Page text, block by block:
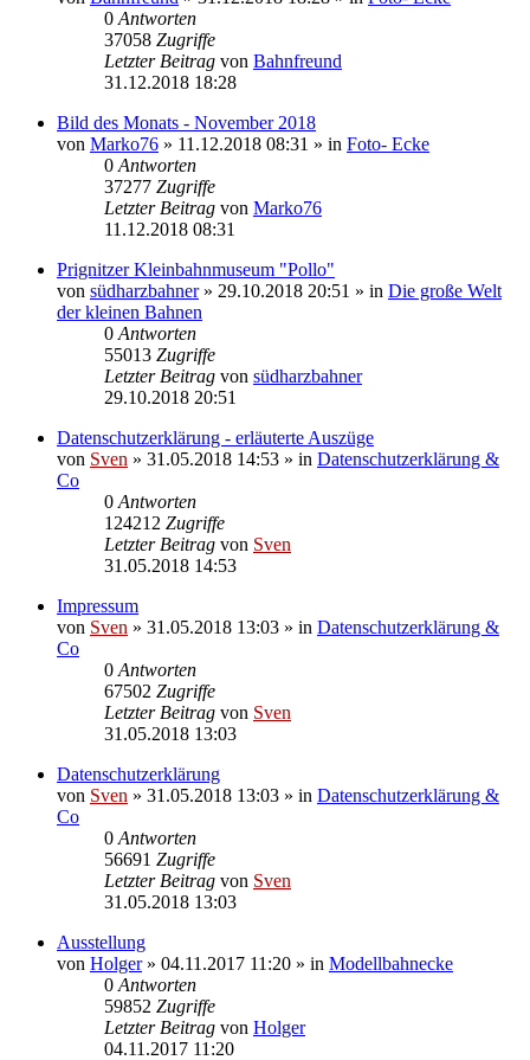
0 Antworten
37058 Zugriffe
Letzter Beitrag von Bahnfreund
31.12.2018 18:28
Bild des Monats - November 2018
von Marko76 » 11.12.2018 08:31 » in Foto- Ecke
0 Antworten
37277 Zugriffe
Letzter Beitrag von Marko76
11.12.2018 08:31
Prignitzer Kleinbahnmuseum "Pollo"
von südharzbahner» 29.10.2018 20:51 » in Die große Welt
der kleinen Bahnen
0 Antworten
55013 Zugriffe
Letzter Beitrag von südharzbahner
29.10.2018 20:51
Datenschutzerklärung - erläuterte Auszüge
von Sven » 31.05.2018 14:53 » in Datenschutzerklärung &
Co
0 Antworten
124212 Zugriffe
Letzter Beitrag von Sven
31.05.2018 14:53
Impressum
von Sven » 31.05.2018 13:03 » in Datenschutzerklärung &
Co
0 Antworten
67502 Zugriffe
Letzter Beitrag von Sven
31.05.2018 13:03
Datenschutzerklärung
von Sven » 31.05.2018 13:03 » in Datenschutzerklärung &
Co
0 Antworten
56691 Zugriffe
Letzter Beitrag von Sven
31.05.2018 13:03
Ausstellung
von Holger» 04.11.2017 11:20 » in Modellbahnecke
0 Antworten
59852 Zugriffe
Letzter Beitrag von Holger
04.11.2017 11:20